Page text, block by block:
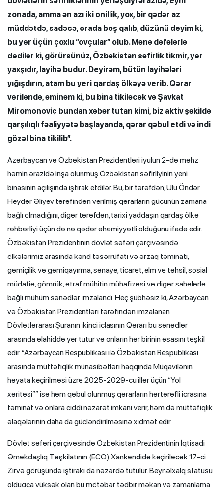
zonada, amma ən azı iki onillik, yox, bir qədər az
müddətdə, sadəcə, orada boş qalıb, düzünü deyim ki,
bu yer üçün çoxlu “ovçular” olub. Mənə dəfələrlə
dedilər ki, görürsünüz, Özbəkistan səfirlik tikmir, yer
yaxşıdır, layihə budur. Deyirəm, bütün layihələri
yığışdırın, atam bu yeri qardaş ölkəyə verib. Qərar
veriləndə, əminəm ki, bu bina tikiləcək və Şavkat
Miromonoviç bundan xəbər tutan kimi, biz aktiv şəkildə
qarşılıqlı fəaliyyətə başlayanda, qərar qəbul etdi və indi
gözəl bina tikilib”.
Azərbaycan və Özbəkistan Prezidentləri iyulun 2-də məhz
həmin ərazidə inşa olunmuş Özbəkistan səfirliyinin yeni
binasının açılışında iştirak etdilər. Bu, bir tərəfdən, Ulu Öndər
Heydər Əliyev tərəfindən verilmiş qərarların gücünün zamana
bağlı olmadığını, digər tərəfdən, tarixi yaddaşın qardaş ölkə
rəhbərliyi üçün də nə qədər əhəmiyyətli olduğunu ifadə edir.
Özbəkistan Prezidentinin dövlət səfəri çərçivəsində
ölkələrimiz arasında kənd təsərrüfatı və ərzaq təminatı,
gəmiçilik və gəmiqayırma, sənaye, ticarət, elm və təhsil, sosial
müdafiə, gömrük, ətraf mühitin mühafizəsi və digər sahələrlə
bağlı mühüm sənədlər imzalandı. Heç şübhəsiz ki, Azərbaycan
və Özbəkistan Prezidentləri tərəfindən imzalanan
Dövlətlərarası Şuranın ikinci iclasının Qərarı bu sənədlər
arasında əlahiddə yer tutur və onların hər birinin əsasını təşkil
edir. “Azərbaycan Respublikası ilə Özbəkistan Respublikası
arasında müttəfiqlik münasibətləri haqqında Müqavilənin
həyata keçirilməsi üzrə 2025-2029-cu illər üçün “Yol
xəritəsi”” isə həm qəbul olunmuş qərarların hərtərəfli icrasına
təminat və onlara ciddi nəzarət imkanı verir, həm də müttəfiqlik
əlaqələrinin daha da gücləndirilməsinə xidmət edir.
Dövlət səfəri çərçivəsində Özbəkistan Prezidentinin İqtisadi
Əməkdaşlıq Təşkilatının (ECO) Xankəndidə keçiriləcək 17-ci
Zirvə görüşündə iştirakı da nəzərdə tutulur. Beynəlxalq statusu
olduqca yüksək olan bu mötəbər tədbir məkan və zamanlama